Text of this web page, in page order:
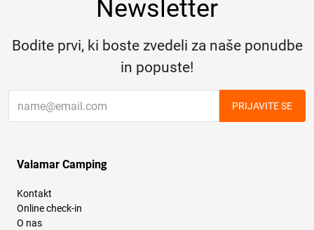
Newsletter
Bodite prvi, ki boste zvedeli za naše ponudbe
in popuste!
PRIJAVITE SE
Valamar Camping
Kontakt
Online check-in
O nas